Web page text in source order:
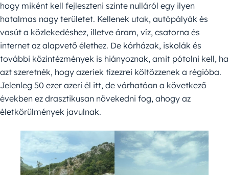
hogy miként kell fejleszteni szinte nulláról egy ilyen
hatalmas nagy területet. Kellenek utak, autópályák és
vasút a közlekedéshez, illetve áram, víz, csatorna és
internet az alapvető élethez. De kórházak, iskolák és
további közintézmények is hiányoznak, amit pótolni kell, ha
azt szeretnék, hogy azeriek tízezrei költözzenek a régióba.
Jelenleg 50 ezer azeri él itt, de várhatóan a következő
években ez drasztikusan növekedni fog, ahogy az
életkörülmények javulnak.